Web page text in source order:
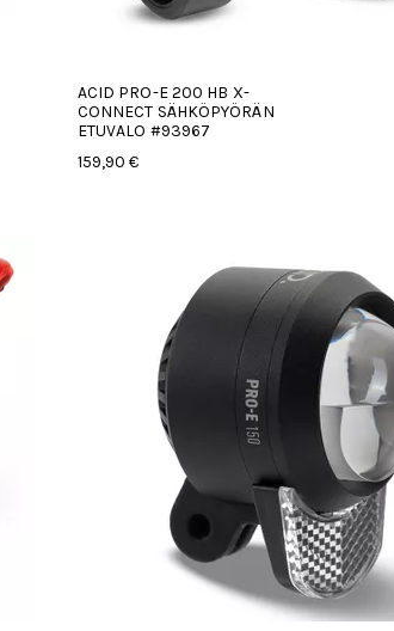
ACID PRO-E 200 HB X-
CONNECT SÄHKÖPYÖRÄN
ETUVALO #93967
159,90 €